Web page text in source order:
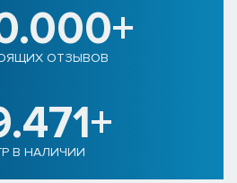
ОТЗЫВОВ
В НАЛИЧИИ